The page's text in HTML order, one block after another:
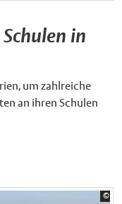
in
um zahlreiche
an ihren Schulen
©